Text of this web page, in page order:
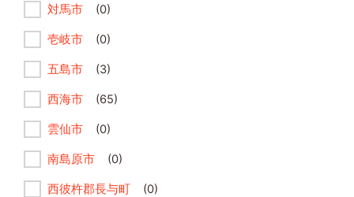
対馬市 (0)
壱岐市 (0)
五島市 (3)
西海市 (65)
雲仙市 (0)
南島原市 (0)
西彼杵郡長与町 (0)